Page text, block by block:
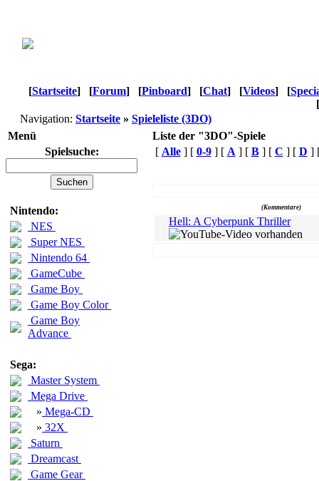
[Startseite] [Forum] [Pinboard] [Chat] [Videos] [
[
Navigation: Startseite » Spieleliste (3DO)
Menü
Liste der "3DO"-Spiele
Spielsuche:
Nintendo:
NES
Super NES
Nintendo 64
GameCube
Game Boy
Game Boy Color
Game Boy
Advance
Sega:
Master System
Mega Drive
» Mega-CD
» 32X
Saturn
Dreamcast
Game Gear
[ Alle] [ 0-9] [ A ] [ B] [ C ] [ D ]
(Kommentare)
Hell: A Cyberpunk Thriller